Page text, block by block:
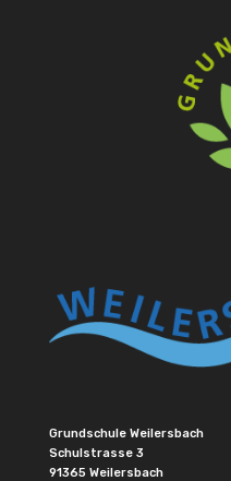
Grundschule Weilersbach
Schulstrasse 3
91365 Weilersbach